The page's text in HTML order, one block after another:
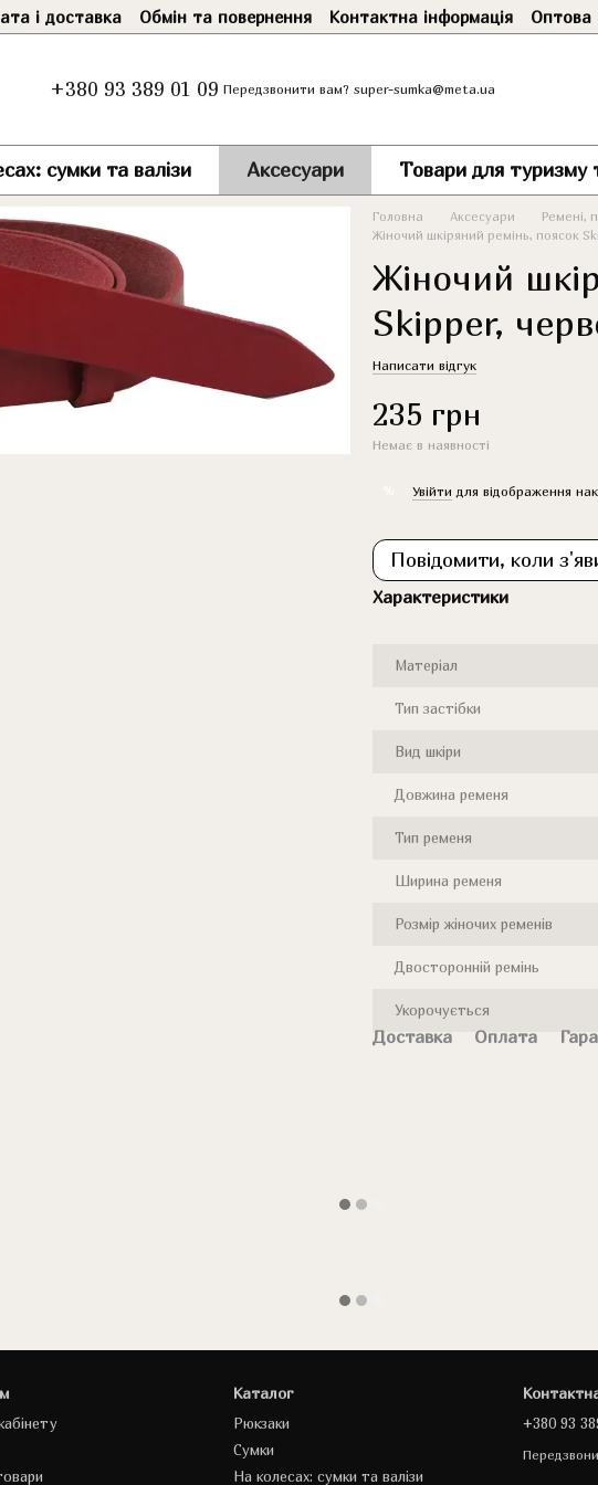
і доставка Обмін та повернення Контактна інформація Оптова
+380 93 389 01 09 Передзвонити вам? super-sumka@meta.ua
сумки та валізи Аксесуари Товари для туризму
Головна Аксесуари Ремені,
Жіночий шкіряний ремінь, поясок
Жіночий
Skipper,
Написати відгук
235 грн
Немає в наявності
Увійти для відображення
Повідомити, коли
Характеристики
Матеріал
Тип застібки
Вид шкіри
Довжина ременя
Тип ременя
Ширина ременя
Розмір жіночих ременів
Двосторонній ремінь
Укорочується
Доставка Оплата
Каталог
Рюкзаки
Сумки
На колесах: сумки та валізи
+380 93